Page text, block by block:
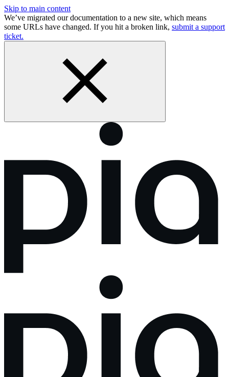
Skip to main content
We’ve migrated our documentation to a new site, which means
some URLs have changed. If you hit a broken link, submit a support
ticket.